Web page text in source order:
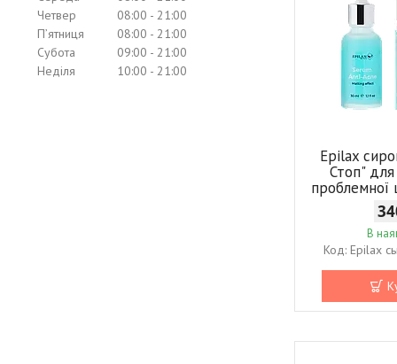
Epilax
Стоп"
проблемної
В
Epilax
Четвер
08:00
21:00
Пʼятниця
08:00
21:00
Субота
09:00
21:00
Неділя
10:00 21:00